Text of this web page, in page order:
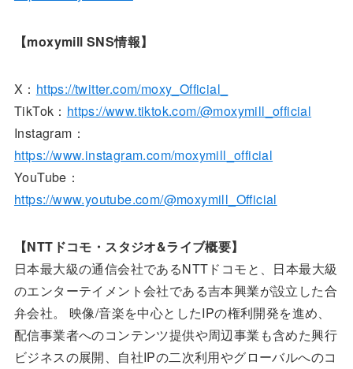
【moxymill SNS情報】
X： https://twitter.com/moxy_Official_
TikTok： https://www.tiktok.com/@moxymill_official
Instagram：
https://www.instagram.com/moxymill_official
YouTube：
https://www.youtube.com/@moxymill_Official
【NTTドコモ・スタジオ&ライブ概要】
日本最大級の通信会社であるNTTドコモと、日本最大級
のエンターテイメント会社である吉本興業が設立した合
弁会社。 映像/音楽を中心としたIPの権利開発を進め、
配信事業者へのコンテンツ提供や周辺事業も含めた興行
ビジネスの展開、自社IPの二次利用やグローバルへのコ